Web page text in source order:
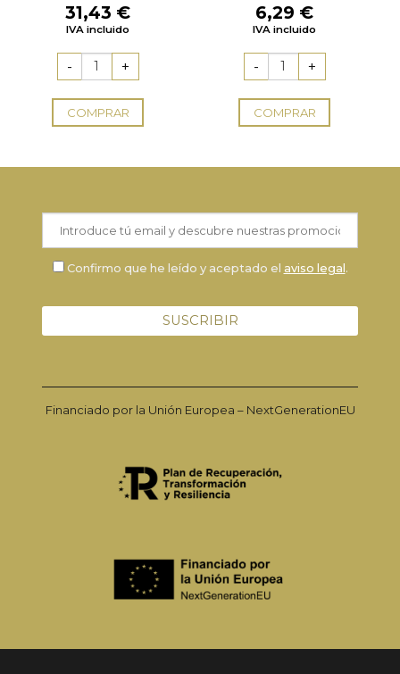
Valorado
con5.00 de
5
31,43 €
IVA incluido
COMPRAR
Valorado
con4.00
de 5
6,29 €
IVA incluido
COMPRAR
Confirmo que he leído y aceptado el aviso legal.
Financiado por la Unión Europea – NextGenerationEU